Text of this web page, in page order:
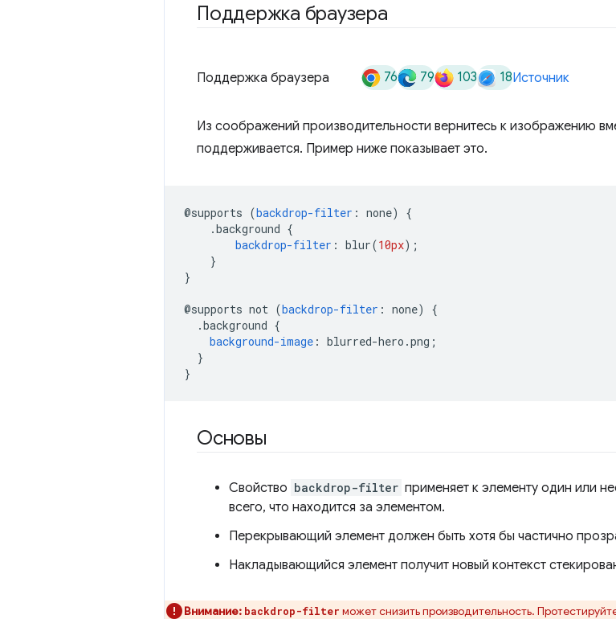
Поддержка браузера
Поддержка браузера 76 79 103 18Источник
Из соображений производительности вернитесь к изображению
поддерживается. Пример ниже показывает это.
@supports (backdrop-filter : none)
{
.background {
backdrop-filter : blur(10px);
}
}
@supports not (backdrop-filter : none)
{
.background {
background-image : blurred-hero .png ;
}
}
Основы
Свойство backdrop-filter применяет к элементу один или
всего, что находится за элементом.
Перекрывающий элемент должен быть хотя бы частично
Накладывающийся элемент получит новый контекст
Внимание: backdrop-filter может снизить производительность.